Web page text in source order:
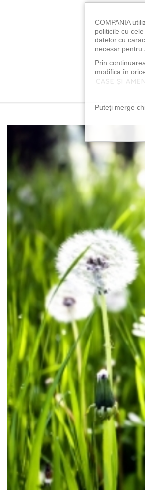
CASE ȘI
COMPANIA
politicile cu
datelor cu
necesar pentru
Prin
modifica în
Puteți merge